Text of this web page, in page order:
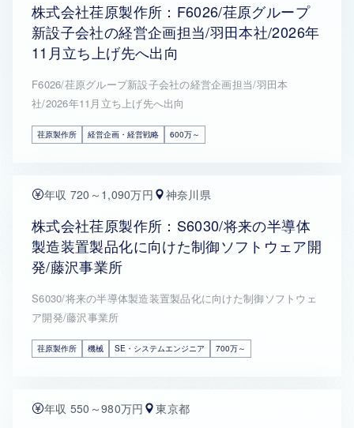
株式会社荏原製作所：F6026/荏原グループ
新設子会社の経営企画担当/羽田本社/2026年
11月立ち上げ先へ出向
F6026/荏原グループ新設子会社の経営企画担当/羽田本
社/2026年11月立ち上げ先へ出向
荏原製作所 経営企画・経営戦略 600万～
年収 720～1,090万円 神奈川県
株式会社荏原製作所：S6030/将来の半導体
製造装置製品化に向けた制御ソフトウェア開
発/藤沢事業所
S6030/将来の半導体製造装置製品化に向けた制御ソフトウェ
ア開発/藤沢事業所
荏原製作所 機械 SE・システムエンジニア 700万～
年収 550～980万円 東京都